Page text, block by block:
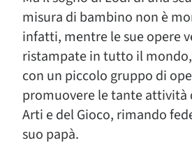
misura di bambino non è
infatti, mentre le sue opere
ristampate in tutto il
con un piccolo gruppo di
promuovere le tante attività
Arti e del Gioco, rimando
suo papà.